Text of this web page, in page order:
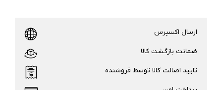
ارسال اکسپرس
ضمانت بازگشت کالا
تایید اصالت کالا توسط فروشنده